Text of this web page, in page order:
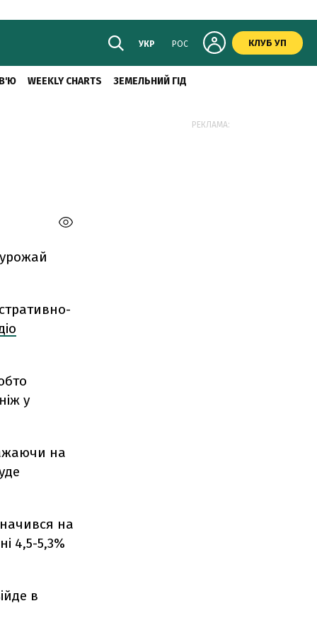
УКР РОС КЛУБ УП
WEEKLY CHARTS ЗЕМЕЛЬНИЙ ГІД
у
на
на
4,5-5,3%
в
РЕКЛАМА: